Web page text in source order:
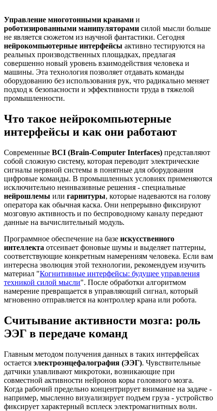
Управление многотонными кранами и
роботизированными манипуляторами силой мысли больше
не является сюжетом из научной фантастики. Сегодня
нейрокомпьютерные интерфейсы активно тестируются на
реальных производственных площадках, предлагая
совершенно новый уровень взаимодействия человека и
машины. Эта технология позволяет отдавать команды
оборудованию без использования рук, что радикально меняет
подход к безопасности и эффективности труда в тяжелой
промышленности.
Что такое нейрокомпьютерные
интерфейсы и как они работают
Современные BCI (Brain-Computer Interfaces) представляют
собой сложную систему, которая переводит электрические
сигналы нервной системы в понятные для оборудования
цифровые команды. В промышленных условиях применяются
исключительно неинвазивные решения - специальные
нейрошлемы или гарнитуры, которые надеваются на голову
оператора как обычная каска. Они непрерывно фиксируют
мозговую активность и по беспроводному каналу передают
данные на вычислительный модуль.
Программное обеспечение на базе искусственного
интеллекта отсеивает фоновые шумы и выделяет паттерны,
соответствующие конкретным намерениям человека. Если вам
интересна эволюция этой технологии, рекомендуем изучить
материал "Когнитивные интерфейсы: будущее управления
техникой силой мысли". После обработки алгоритмом
намерение превращается в управляющий сигнал, который
мгновенно отправляется на контроллер крана или робота.
Считывание активности мозга: роль
ЭЭГ в передаче команд
Главным методом получения данных в таких интерфейсах
остается электроэнцефалография (ЭЭГ). Чувствительные
датчики улавливают микротоки, возникающие при
совместной активности нейронов коры головного мозга.
Когда рабочий предельно концентрирует внимание на задаче -
например, мысленно визуализирует подъем груза - устройство
фиксирует характерный всплеск электромагнитных волн.